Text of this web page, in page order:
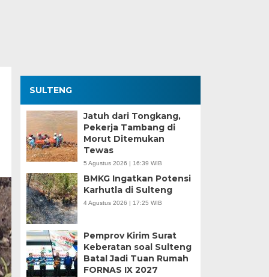
SULTENG
Jatuh dari Tongkang,
Pekerja Tambang di
Morut Ditemukan
Tewas
5 Agustus 2026 | 16:39 WIB
BMKG Ingatkan Potensi
Karhutla di Sulteng
4 Agustus 2026 | 17:25 WIB
Pemprov Kirim Surat
Keberatan soal Sulteng
Batal Jadi Tuan Rumah
FORNAS IX 2027